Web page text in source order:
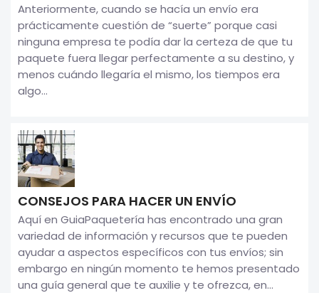
Anteriormente, cuando se hacía un envío era
prácticamente cuestión de “suerte” porque casi
ninguna empresa te podía dar la certeza de que tu
paquete fuera llegar perfectamente a su destino, y
menos cuándo llegaría el mismo, los tiempos era
algo...
CONSEJOS PARA HACER UN ENVÍO
Aquí en GuiaPaquetería has encontrado una gran
variedad de información y recursos que te pueden
ayudar a aspectos específicos con tus envíos; sin
embargo en ningún momento te hemos presentado
una guía general que te auxilie y te ofrezca, en...